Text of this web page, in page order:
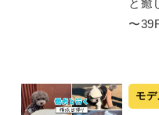
〜
モ